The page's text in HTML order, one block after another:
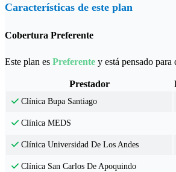
Características de este plan
Cobertura Preferente
Este plan es Preferente y está pensado
Prestador
Clínica Bupa Santiago
Clínica MEDS
Clínica Universidad De Los Andes
Clínica San Carlos De Apoquindo